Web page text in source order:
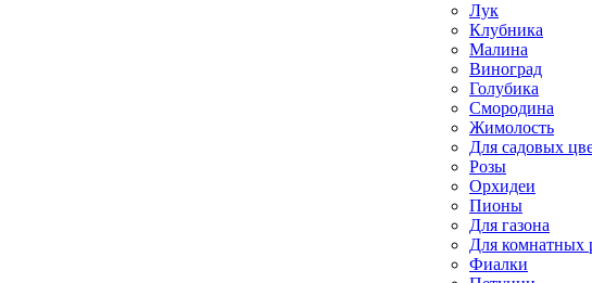
Лук
Клубника
Малина
Виноград
Голубика
Смородина
Жимолость
Для садовых
Розы
Орхидеи
Пионы
Для газона
Для комнатных
Фиалки